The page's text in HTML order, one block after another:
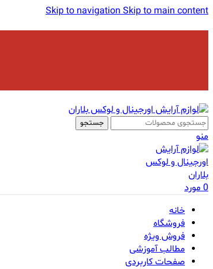
Skip to navigationSkip to main content
جستجو
منو
0مورد
خانه
فروشگاه
فروش ویژه
مطالب آموزشی
صفحات کاربردی